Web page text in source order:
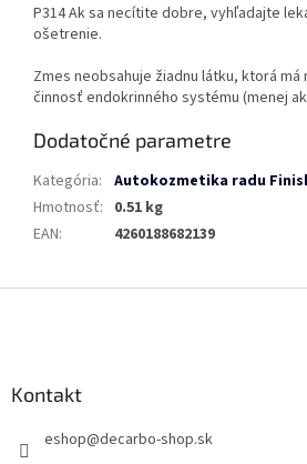
P314 Ak sa necítite dobre, vyhľadajte
ošetrenie.
Zmes neobsahuje žiadnu látku, ktorá má
činnosť endokrinného systému (menej
Dodatočné parametre
Kategória: Autokozmetika radu
Hmotnosť: 0.51 kg
EAN: 4260188682139
Kontakt
eshop@decarbo-shop.sk